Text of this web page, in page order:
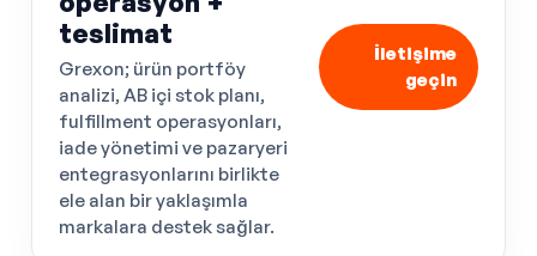
teslimat
Grexon; ürün portföy
analizi, AB içi stok planı,
fulfillment operasyonları,
iade yönetimi ve pazaryeri
entegrasyonlarını birlikte
ele alan bir yaklaşımla
markalara destek sağlar.
İletişime
geçin